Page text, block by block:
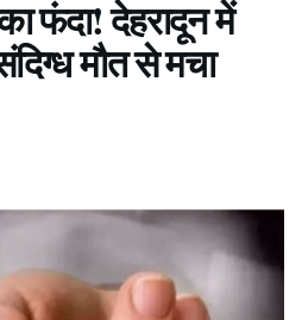
फंदा! देहरादून में
मौत से मचा